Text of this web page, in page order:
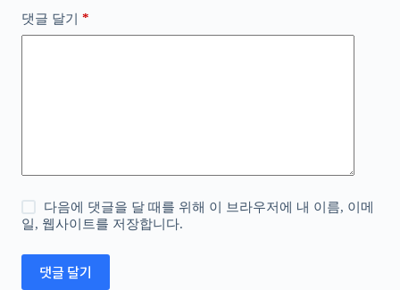
댓글 달기 *
다음에 댓글을 달 때를 위해 이 브라우저에 내 이름, 이메
일, 웹사이트를 저장합니다.
댓글 달기